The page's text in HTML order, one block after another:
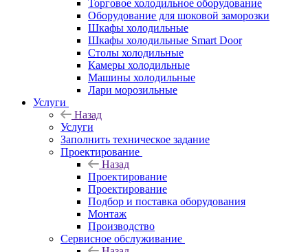
Торговое холодильное оборудование
Оборудование для шоковой заморозки
Шкафы холодильные
Шкафы холодильные Smart Door
Столы холодильные
Камеры холодильные
Машины холодильные
Лари морозильные
Услуги
Назад
Услуги
Заполнить техническое задание
Проектирование
Назад
Проектирование
Проектирование
Подбор и поставка оборудования
Монтаж
Производство
Сервисное обслуживание